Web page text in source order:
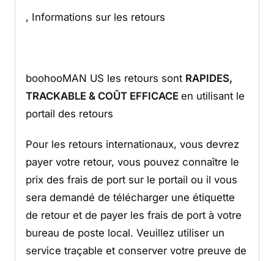
, Informations sur les retours
boohooMAN US les retours sont RAPIDES,
TRACKABLE & COÛT EFFICACE en utilisant le
portail des retours
Pour les retours internationaux, vous devrez
payer votre retour, vous pouvez connaître le
prix des frais de port sur le portail ou il vous
sera demandé de télécharger une étiquette
de retour et de payer les frais de port à votre
bureau de poste local. Veuillez utiliser un
service traçable et conserver votre preuve de